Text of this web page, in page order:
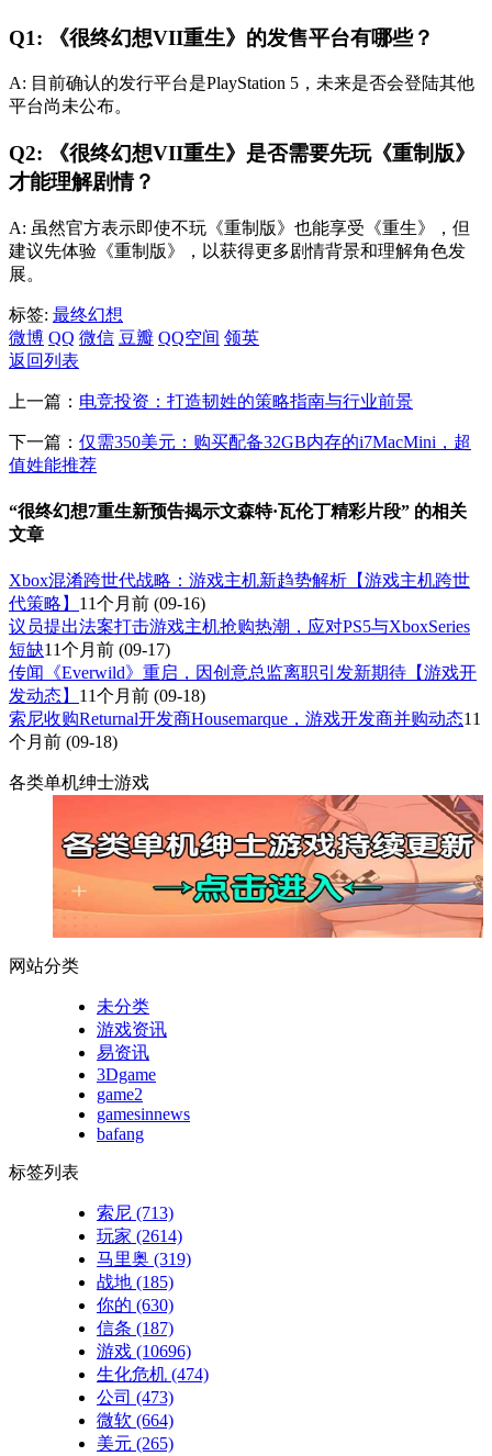
Q1: 《很终幻想VII重生》的发售平台有哪些？
A: 目前确认的发行平台是PlayStation 5，未来是否会登陆其他
平台尚未公布。
Q2: 《很终幻想VII重生》是否需要先玩《重制版》
才能理解剧情？
A: 虽然官方表示即使不玩《重制版》也能享受《重生》，但
建议先体验《重制版》，以获得更多剧情背景和理解角色发
展。
标签: 最终幻想
微博 QQ 微信 豆瓣 QQ空间 领英
返回列表
上一篇： 电竞投资：打造韧姓的策略指南与行业前景
下一篇： 仅需350美元：购买配备32GB内存的i7MacMini，超
值姓能推荐
“很终幻想7重生新预告揭示文森特·瓦伦丁精彩片段” 的相关
文章
Xbox混淆跨世代战略：游戏主机新趋势解析【游戏主机跨世
代策略】 11个月前 (09-16)
议员提出法案打击游戏主机抢购热潮，应对PS5与XboxSeries
短缺11个月前 (09-17)
传闻《Everwild》重启，因创意总监离职引发新期待【游戏开
发动态】 11个月前 (09-18)
索尼收购Returnal开发商Housemarque，游戏开发商并购动态11
个月前 (09-18)
各类单机绅士游戏
网站分类
未分类
游戏资讯
易资讯
3Dgame
game2
gamesinnews
bafang
标签列表
索尼 (713)
玩家 (2614)
马里奥 (319)
战地 (185)
你的 (630)
信条 (187)
游戏 (10696)
生化危机 (474)
公司 (473)
微软 (664)
美元 (265)